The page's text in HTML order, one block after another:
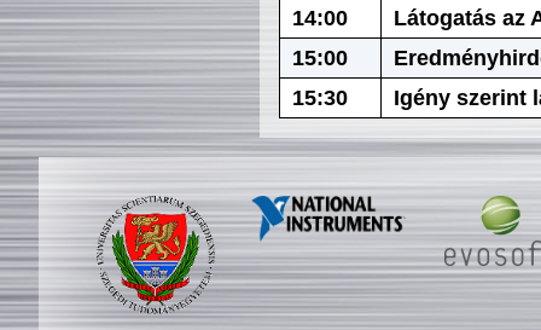
14:00
Látogatás az
15:00
15:30
Igény szerint